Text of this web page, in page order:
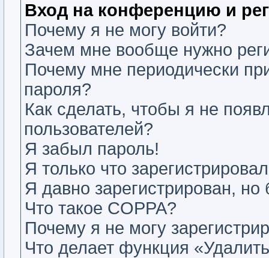
Вход на конференцию и
Почему я не могу войти?
Зачем мне вообще нужно
Почему мне периодически
пароля?
Как сделать, чтобы я не
пользователей?
Я забыл пароль!
Я только что
Я давно зарегистрирован,
Что такое COPPA?
Почему я не могу
Что делает функция